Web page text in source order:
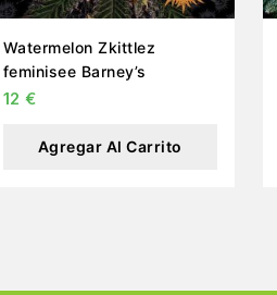
Watermelon Zkittlez
feminisee Barney’s
12 €
Agregar Al Carrito